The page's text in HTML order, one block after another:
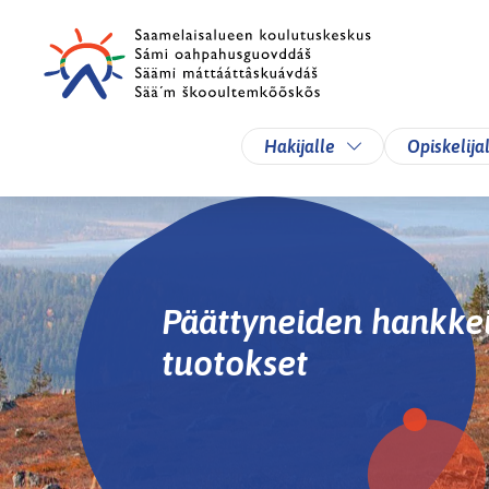
Siirry pääsisältöön Siirry päävalikkoon
Hakijalle Vaihda
Päättyneiden
tuotokset